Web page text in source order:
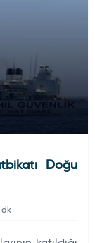
Doğu
dk
231
226